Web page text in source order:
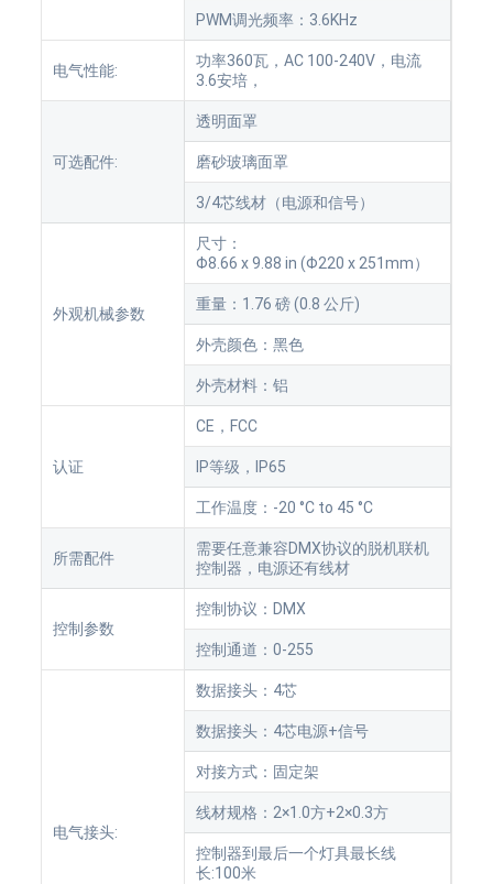
PWM调光频率：3.6KHz
电气性能:
功率360瓦，AC 100-240V，电流
3.6安培，
可选配件:
透明面罩
磨砂玻璃面罩
3/4芯线材（电源和信号）
外观机械参数
尺寸：
Φ8.66 x 9.88 in (Φ220 x 251mm）
重量：1.76 磅 (0.8 公斤)
外壳颜色：黑色
外壳材料：铝
认证
CE，FCC
IP等级，IP65
工作温度：-20 °C to 45 °C
所需配件
需要任意兼容DMX协议的脱机联机
控制器，电源还有线材
控制参数
控制协议：DMX
控制通道：0-255
电气接头:
数据接头：4芯
数据接头：4芯电源+信号
对接方式：固定架
线材规格：2×1.0方+2×0.3方
控制器到最后一个灯具最长线
长:100米